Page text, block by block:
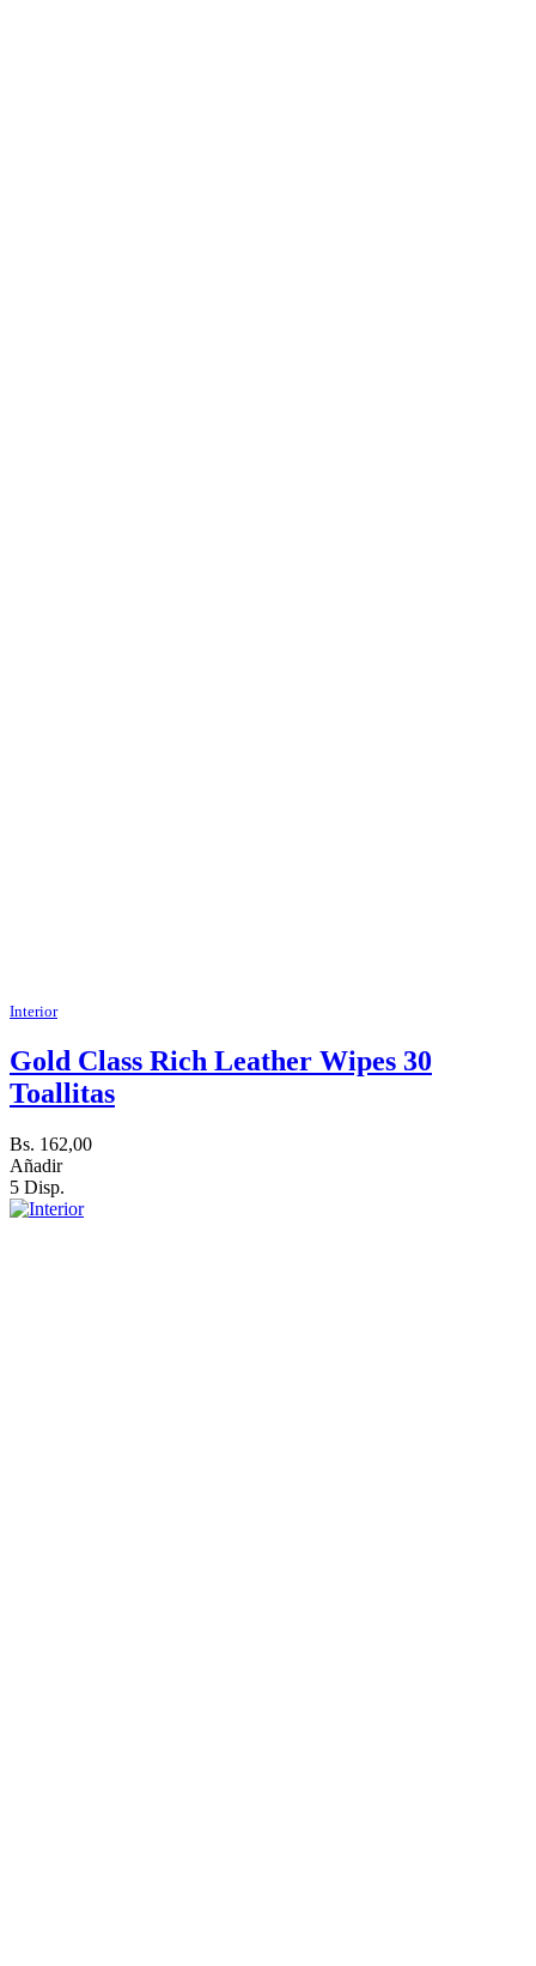
Interior
Gold Class Rich Leather Wipes 30
Toallitas
Bs. 162,00
Añadir
5 Disp.